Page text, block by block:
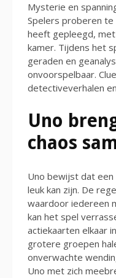
Mysterie en
Spelers proberen te
heeft gepleegd,
kamer. Tijdens het
geraden en
onvoorspelbaar.
detectiveverhalen
Uno
chaos
Uno bewijst dat
leuk kan zijn. De
waardoor iedereen
kan het spel
actiekaarten elkaar
grotere groepen
onverwachte
Uno met zich